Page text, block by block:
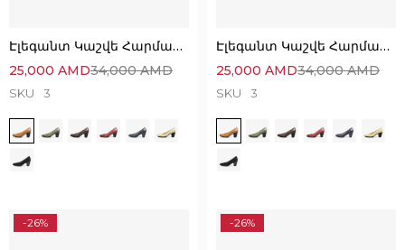
Էլեգանտ Կաշվե Հարմարավետ Կոշիկներ
34,000AMD
25,000 AMD
SKU 3
Էլեգանտ Կաշվե Հարմարավետ Կոշիկներ
34,000AMD
25,000 AMD
SKU 3
-26% -26%